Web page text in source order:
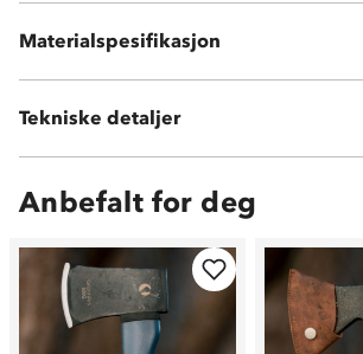
Materialspesifikasjon
SK5 stål
Tekniske detaljer
Vekt:212 gram
Anbefalt for deg